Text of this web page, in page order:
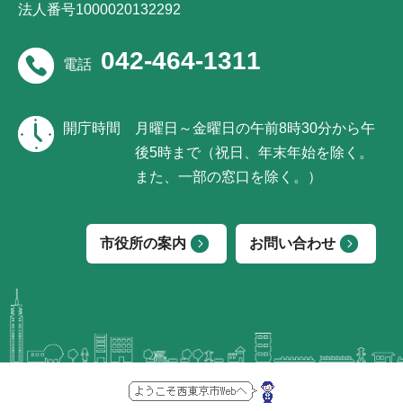
法人番号1000020132292
電話 042-464-1311
開庁時間
月曜日～金曜日の午前8時30分から午
後5時まで（祝日、年末年始を除く。
また、一部の窓口を除く。）
市役所の案内 お問い合わせ